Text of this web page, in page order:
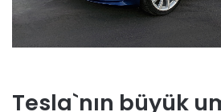
Tesla`nın büyük